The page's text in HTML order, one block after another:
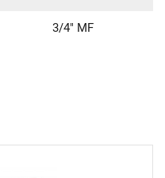
3/4" MF